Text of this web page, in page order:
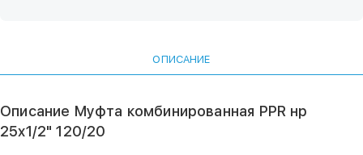
ОПИСАНИЕ
Описание Муфта комбинированная PPR нр
25х1/2" 120/20